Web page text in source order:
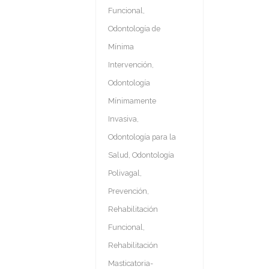
Funcional
Odontología de
Mínima
Intervención
Odontología
Mínimamente
Invasiva
Odontología para la
Salud Odontología
Polivagal
Prevención
Rehabilitación
Funcional
Rehabilitación
Masticatoria-